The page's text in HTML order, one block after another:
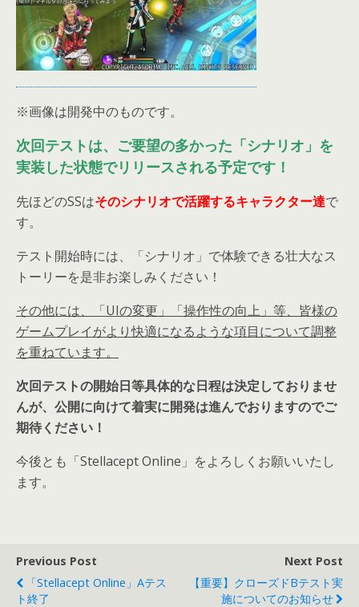
※画像は開発中のものです。
次回テストは、ご要望の多かった「シナリオ」を
実装した状態でリリースされる予定です！
先ほどのSSはそのシナリオで活躍するキャラクター達で
す。
テスト開始時には、「シナリオ」で体験できる壮大なス
トーリーを是非お楽しみください！
その他には、「UIの変更」「操作性の向上」等、皆様の
ゲームプレイがより快適になるような項目について調整
を重ねています。
次回テストの開始日等具体的な日程は決定しておりませ
んが、公開に向けて着実に開発は進んでおりますのでご
期待ください！
今後とも「Stellacept Online」をよろしくお願いいたし
ます。
Previous Post
「Stellacept Online」αテス
ト終了
Next Post
【重要】クローズドβテスト実
施についてのお知らせ